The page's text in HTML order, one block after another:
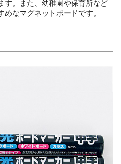
す。また、幼稚園や保育所など
なマグネットボードです。